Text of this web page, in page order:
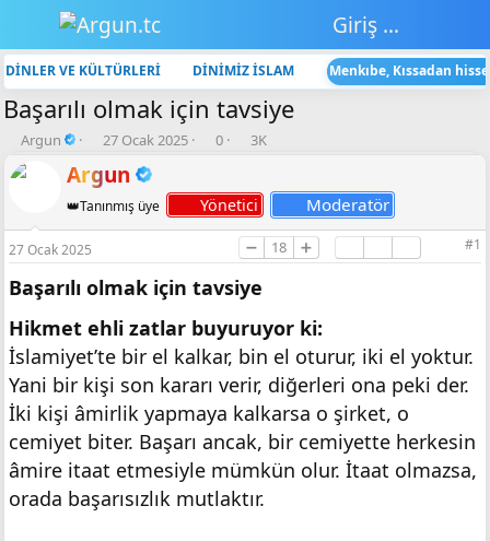
Giriş yap
DİNLER VE KÜLTÜRLERİ DİNİMİZ İSLAM Menkıbe, Kıssadan
Başarılı olmak için tavsiye
K
o
n
y
u
a
ş
l
a
a
n
Argun
B
ş
a
n
ı
ç
t
a
r
h
i
27 Ocak 2025
💬
v
a
p
r
0
👁️‍🗨️
r
ü
n
t
l
m
e
3K
Argun
👑Tanınmış üye Yönetici Moderatör
27 Ocak 2025 ➖ 18 ➕ #1
Başarılı olmak için tavsiye
Hikmet ehli zatlar buyuruyor ki:
İslamiyet’te bir el kalkar, bin el oturur, iki el yoktur.
Yani bir kişi son kararı verir, diğerleri ona peki der.
İki kişi âmirlik yapmaya kalkarsa o şirket, o
cemiyet biter. Başarı ancak, bir cemiyette herkesin
âmire itaat etmesiyle mümkün olur. İtaat olmazsa,
orada başarısızlık mutlaktır.